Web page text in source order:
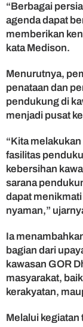
“Berbagai
agenda dapat
memberikan
kata Medison.
Menurutnya,
penataan dan
pendukung di
menjadi pusat
“Kita
fasilitas
kebersihan
sarana
dapat
nyaman,”
Ia
bagian dari
kawasan GOR
masyarakat,
kerakyatan,
Melalui